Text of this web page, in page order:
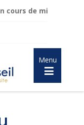
de mise à jour :
Menu